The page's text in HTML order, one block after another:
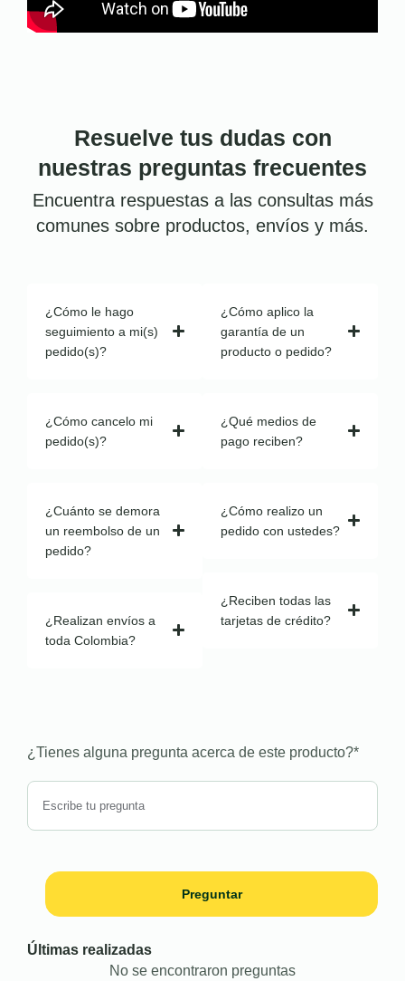
Resuelve tus dudas con
nuestras preguntas frecuentes
Encuentra respuestas a las consultas más
comunes sobre productos, envíos y más.
¿Cómo le hago
seguimiento a mi(s)
pedido(s)?
¿Cómo cancelo mi
pedido(s)?
¿Cuánto se demora
un reembolso de un
pedido?
¿Realizan envíos a
toda Colombia?
¿Cómo aplico la
garantía de un
producto o pedido?
¿Qué medios de
pago reciben?
¿Cómo realizo un
pedido con ustedes?
¿Reciben todas las
tarjetas de crédito?
¿Tienes alguna pregunta acerca de este producto?*
Preguntar
Últimas realizadas
No se encontraron preguntas